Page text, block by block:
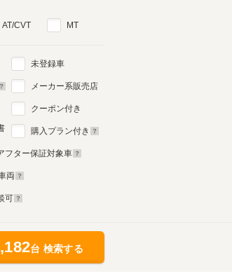
AT/CVT MT
未登録車
メーカー系販売店
クーポン付き
購入プラン付き
フター保証対象車
両
可
台 検索する